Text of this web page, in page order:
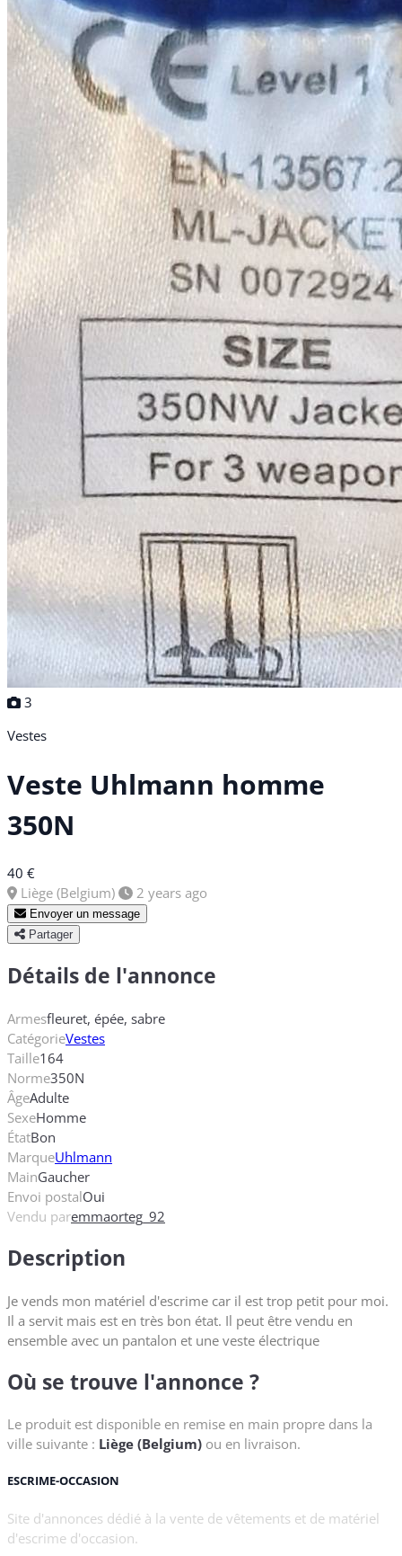
3
Vestes
Veste Uhlmann homme
350N
40 €
Liège (Belgium)
2 years ago
Envoyer un message
Partager
Détails de l'annonce
Armesfleuret, épée, sabre
CatégorieVestes
Taille164
Norme350N
ÂgeAdulte
SexeHomme
ÉtatBon
MarqueUhlmann
MainGaucher
Envoi postalOui
Vendu paremmaorteg_92
Description
Je vends mon matériel d'escrime car il est trop petit pour moi.
Il a servit mais est en très bon état. Il peut être vendu en
ensemble avec un pantalon et une veste électrique
Où se trouve l'annonce ?
Le produit est disponible en remise en main propre dans la
ville suivante : Liège (Belgium) ou en livraison.
ESCRIME-OCCASION
Site d'annonces dédié à la vente de vêtements et de matériel
d'escrime d'occasion.